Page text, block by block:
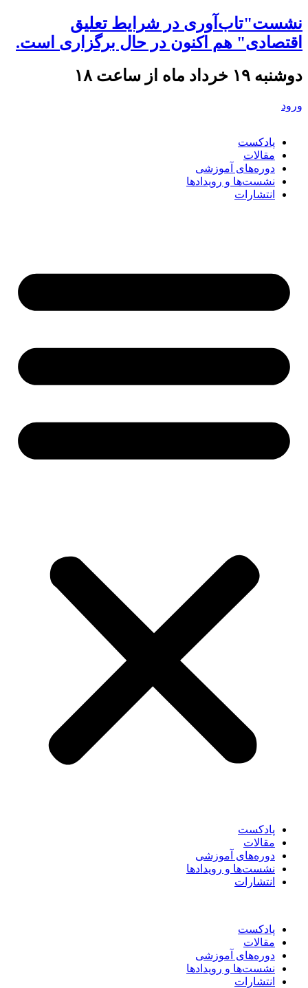
نشست"تاب‌آوری در شرایط تعلیق
اقتصادی" هم اکنون در حال برگزاری است.
دوشنبه ۱۹ خرداد ماه از ساعت ۱۸
ورود
پادکست
مقالات
دوره‌های آموزشی
نشست‌ها و رویدادها
انتشارات
پادکست
مقالات
دوره‌های آموزشی
نشست‌ها و رویدادها
انتشارات
پادکست
مقالات
دوره‌های آموزشی
نشست‌ها و رویدادها
انتشارات